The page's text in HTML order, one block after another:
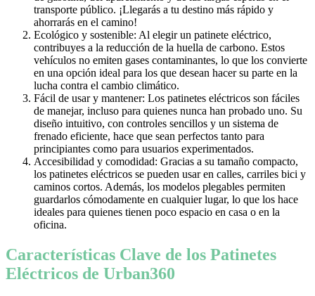
transporte público. ¡Llegarás a tu destino más rápido y
ahorrarás en el camino!
Ecológico y sostenible: Al elegir un patinete eléctrico,
contribuyes a la reducción de la huella de carbono. Estos
vehículos no emiten gases contaminantes, lo que los convierte
en una opción ideal para los que desean hacer su parte en la
lucha contra el cambio climático.
Fácil de usar y mantener: Los patinetes eléctricos son fáciles
de manejar, incluso para quienes nunca han probado uno. Su
diseño intuitivo, con controles sencillos y un sistema de
frenado eficiente, hace que sean perfectos tanto para
principiantes como para usuarios experimentados.
Accesibilidad y comodidad: Gracias a su tamaño compacto,
los patinetes eléctricos se pueden usar en calles, carriles bici y
caminos cortos. Además, los modelos plegables permiten
guardarlos cómodamente en cualquier lugar, lo que los hace
ideales para quienes tienen poco espacio en casa o en la
oficina.
Características Clave de los Patinetes
Eléctricos de Urban360